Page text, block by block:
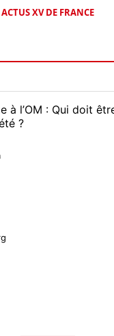
ACTUS XV DE FRANCE
à l’OM : Qui doit
?